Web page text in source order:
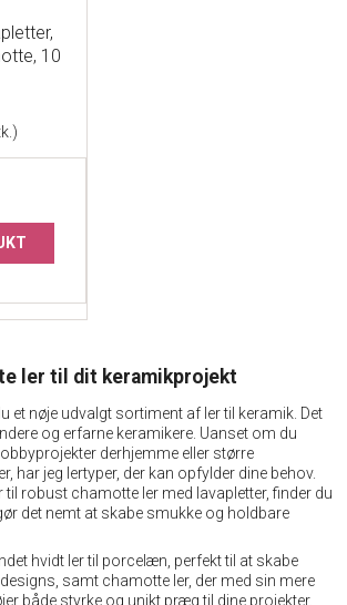
10
ler til dit keramikprojekt
et nøje udvalgt sortiment af ler til keramik. Det
og erfarne keramikere. Uanset om du
derhjemme eller større
har jeg lertyper, der kan opfylder dine behov.
robust chamotte ler med lavapletter, finder du
det nemt at skabe smukke og holdbare
hvidt ler til porcelæn, perfekt til at skabe
samt chamotte ler, der med sin mere
både styrke og unikt præg til dine projekter.